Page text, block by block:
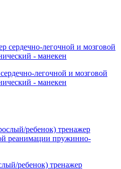
легочной и мозговой
- манекен
ребенок) тренажер